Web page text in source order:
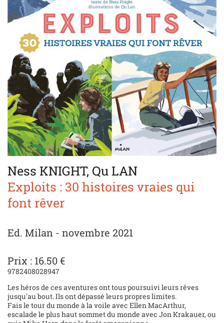
Ness KNIGHT, Qu LAN
Exploits : 30 histoires vraies qui
font rêver
Ed. Milan - novembre 2021
Prix : 16.50 €
9782408028947
Les héros de ces aventures ont tous poursuivi leurs rêves
jusqu'au bout. Ils ont dépassé leurs propres limites.
Fais le tour du monde à la voile avec Ellen MacArthur,
escalade le plus haut sommet du monde avec Jon Krakauer, ou